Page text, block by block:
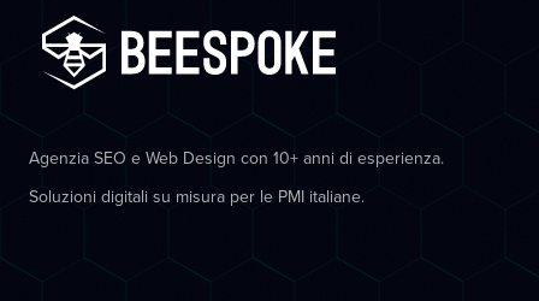
Agenzia SEO e Web Design con 10+ anni di esperienza.
Soluzioni digitali su misura per le PMI italiane.